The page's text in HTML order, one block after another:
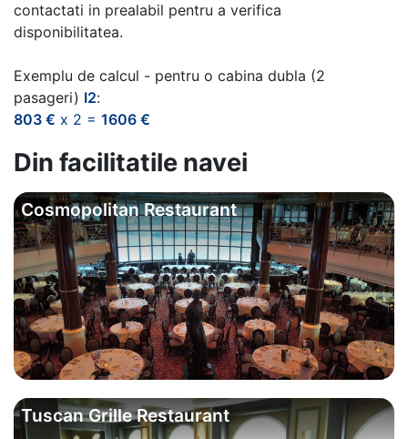
contactati in prealabil pentru a verifica
disponibilitatea.
Exemplu de calcul - pentru o cabina dubla (2
pasageri) I2:
803 € x 2 = 1606 €
Din facilitatile navei
Cosmopolitan Restaurant
Tuscan Grille Restaurant